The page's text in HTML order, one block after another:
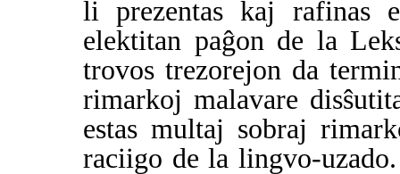
li prezentas kaj rafinas
elektitan paĝon de la
trovos trezorejon da
rimarkoj malavare
estas multaj sobraj
raciigo de la lingvo-